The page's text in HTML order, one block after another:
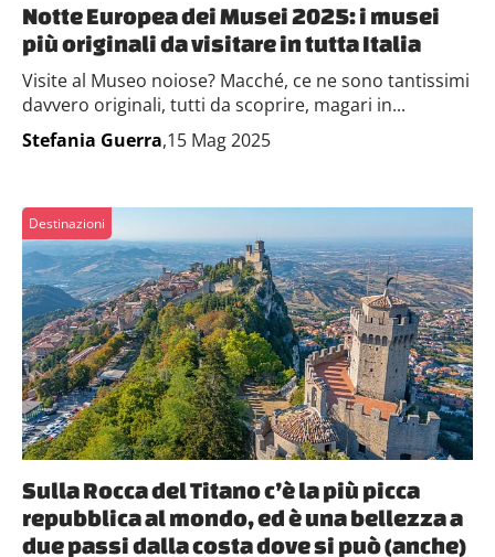
Notte Europea dei Musei 2025: i musei
più originali da visitare in tutta Italia
Visite al Museo noiose? Macché, ce ne sono tantissimi
davvero originali, tutti da scoprire, magari in...
Stefania Guerra,15 Mag 2025
Destinazioni
Sulla Rocca del Titano c’è la più picca
repubblica al mondo, ed è una bellezza a
due passi dalla costa dove si può (anche)